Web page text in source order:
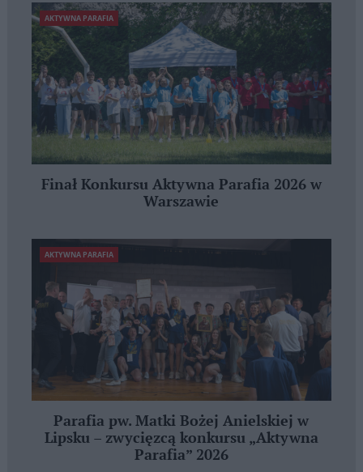
AKTYWNA PARAFIA
Finał Konkursu Aktywna Parafia 2026 w
Warszawie
AKTYWNA PARAFIA
Parafia pw. Matki Bożej Anielskiej w
Lipsku – zwycięzcą konkursu „Aktywna
Parafia” 2026